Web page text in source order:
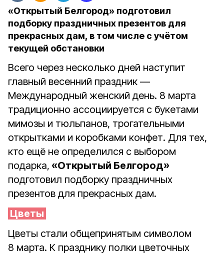
«Открытый Белгород» подготовил
подборку праздничных презентов для
прекрасных дам, в том числе с учётом
текущей обстановки
Всего через несколько дней наступит
главный весенний праздник —
Международный женский день. 8 марта
традиционно ассоциируется с букетами
мимозы и тюльпанов, трогательными
открытками и коробками конфет. Для тех,
кто ещё не определился с выбором
подарка, «Открытый Белгород»
подготовил подборку праздничных
презентов для прекрасных дам.
Цветы
Цветы стали общепринятым символом
8 марта. К празднику полки цветочных